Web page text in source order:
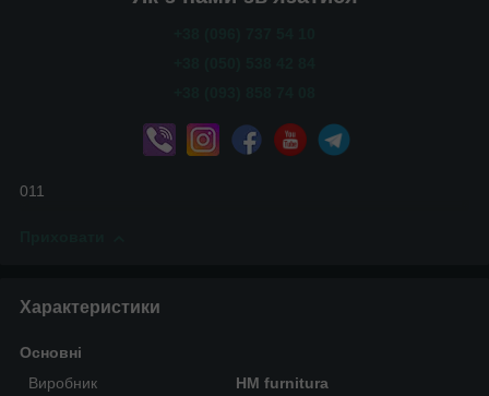
011
Характеристики
Основні
Виробник
HM furnitura